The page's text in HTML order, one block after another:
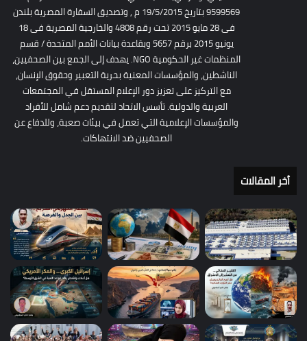
9599569 بتاريخ 19/5/2015 م , وتصديق السفارة المصرية بلندن
فى 28 مايو 2015 تحت رقم 4808 والخارجية المصرية فى 18
يونيو 2015 برقم 5657 وبقاعدة بيانات الأمم المتحدة / قسم
المنظمات غير الحكومية NGO. يهدف إلى الجمع بين الصحفيين،
الناشطين، والمؤسسات المعنية بحرية التعبير وحقوق الإنسان،
مع التركيز على تعزيز دور الإعلام المستقل في المجتمعات
العربية والدولية. تأسس الاتحاد لتقديم دعم شامل للأفراد
والمؤسسات الإعلامية التي تعمل في بيئات صعبة، وللدفاع عن
الصحفيين ضد الانتهاكات.
أخر المقالات